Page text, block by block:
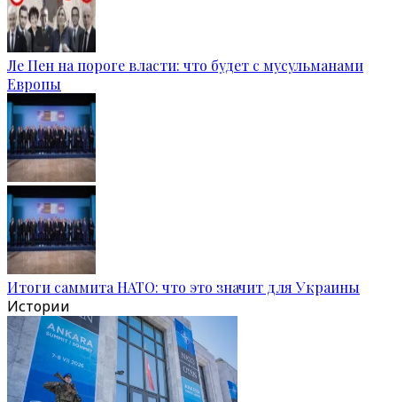
Ле Пен на пороге власти: что будет с мусульманами
Европы
Итоги саммита НАТО: что это значит для Украины
Истории